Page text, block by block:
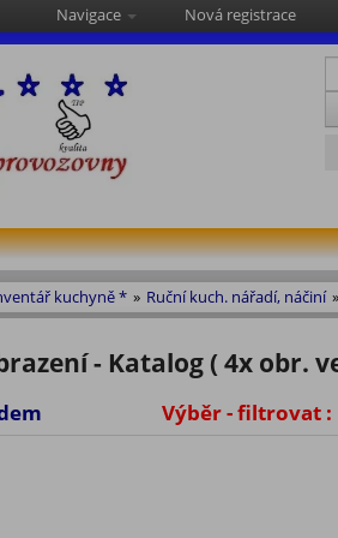
Navigace Nová registrace
kuchyně * » Ruční kuch. nářadí, náčiní »
- Katalog ( 4x obr.
Skladem Výběr - filtrovat :